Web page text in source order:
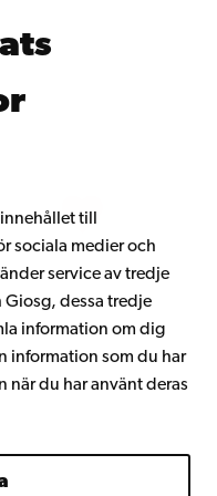
till
sociala medier och
service av tredje
Giosg, dessa tredje
information om dig
information som du har
när du har använt deras
Snapchat